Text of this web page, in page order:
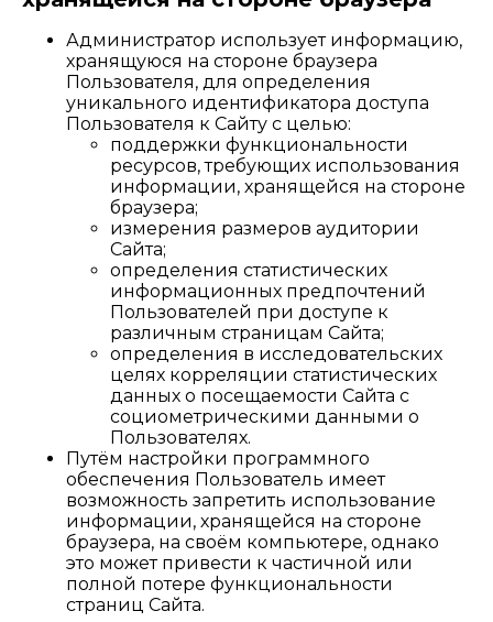
Администратор использует информацию,
хранящуюся на стороне браузера
Пользователя, для определения
уникального идентификатора доступа
Пользователя к Сайту с целью:
поддержки функциональности
ресурсов, требующих использования
информации, хранящейся на стороне
браузера;
измерения размеров аудитории
Сайта;
определения статистических
информационных предпочтений
Пользователей при доступе к
различным страницам Сайта;
определения в исследовательских
целях корреляции статистических
данных о посещаемости Сайта с
социометрическими данными о
Пользователях.
Путём настройки программного
обеспечения Пользователь имеет
возможность запретить использование
информации, хранящейся на стороне
браузера, на своём компьютере, однако
это может привести к частичной или
полной потере функциональности
страниц Сайта.